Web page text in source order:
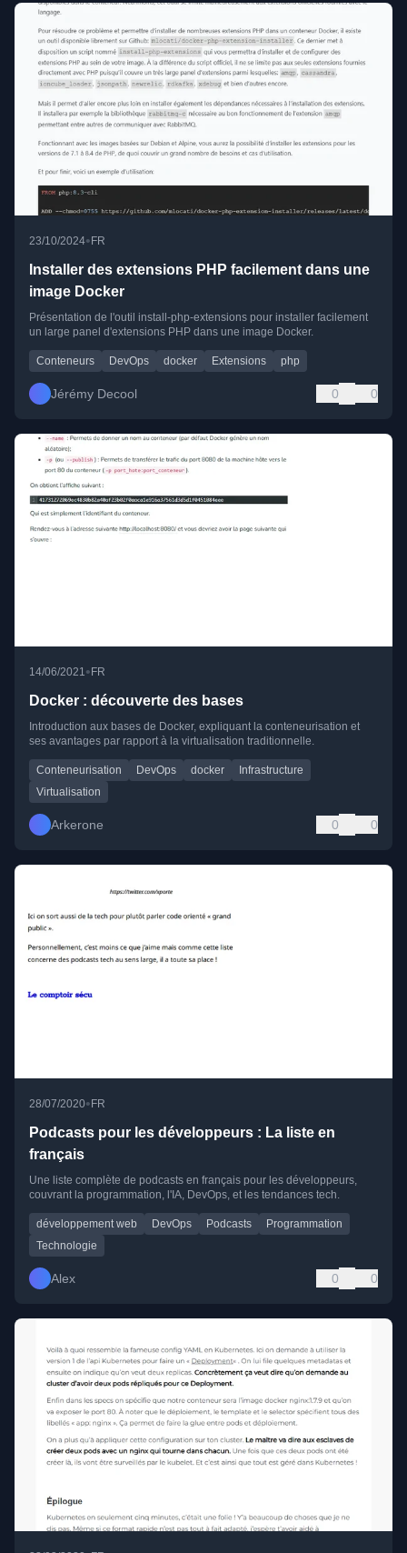
23/10/2024• FR
Installer des extensions PHP facilement dans une
image Docker
Présentation de l'outil install-php-extensions pour installer facilement
un large panel d'extensions PHP dans une image Docker.
Conteneurs DevOps docker Extensions php
Jérémy Decool 0 0
14/06/2021• FR
Docker : découverte des bases
Introduction aux bases de Docker, expliquant la conteneurisation et
ses avantages par rapport à la virtualisation traditionnelle.
Conteneurisation DevOps docker
Infrastructure
Virtualisation
Arkerone 0 0
28/07/2020•FR
Podcasts pour les développeurs : La liste en
français
Une liste complète de podcasts en français pour les développeurs,
couvrant la programmation, l'IA, DevOps, et les tendances tech.
développement web DevOps Podcasts
Programmation
Technologie
Alex 0 0